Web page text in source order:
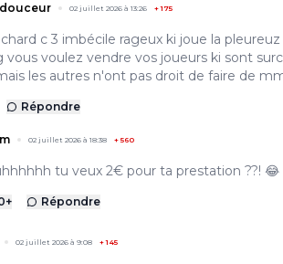
02 juillet 2026 à 13:26 +175
c 3 imbécile rageux ki joue la
vous voulez vendre vos joueurs ki sont
les autres n'ont pas droit de faire de
Répondre
02 juillet 2026 à 18:38 +560
tu veux 2€ pour ta prestation ??! 😂
+ Répondre
02 juillet 2026 à 9:08 +145